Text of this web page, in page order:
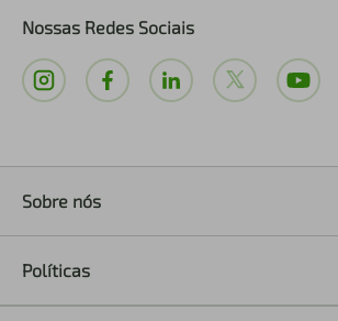
Nossas Redes Sociais
Sobre nós
Políticas